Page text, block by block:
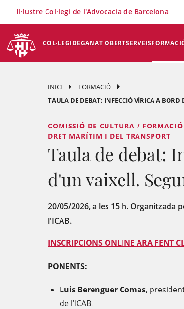
COL·LEGIDEGANAT OBERTSERVEIS
Il·lustre Col·legi de l'Advocacia de Barcelona
INICI
FORMACIÓ
TAULA DE DEBAT: INFECCIÓ VÍRICA A
COMISSIÓ DE CULTURA /
DRET MARÍTIM I DEL TRANSPORT
Taula de debat:
d'un vaixell.
20/05/2026, a les 15 h. Organitzada
l'ICAB.
INSCRIPCIONS ONLINE ARA FENT
PONENTS:
Luis Berenguer Comas,
de l'ICAB.